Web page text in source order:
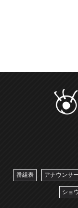
番組表 アナウンサ
ショ